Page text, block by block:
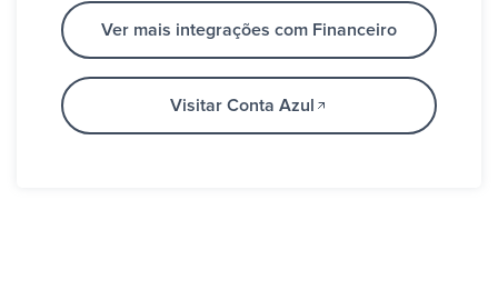
Ver mais integrações com Financeiro
Visitar Conta Azul